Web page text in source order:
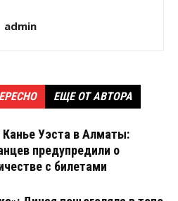
admin
ЕЩЕ ОТ АВТОРА
Канье Уэста в Алматы:
предупредили о
с билетами